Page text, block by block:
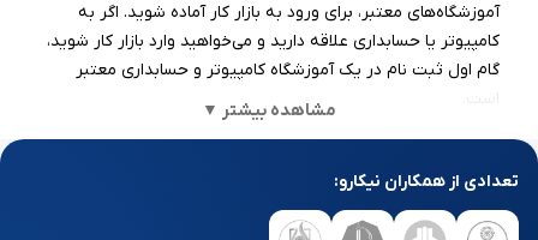
مشاهده بیشتر ▼
آموزشگاه‌های معتبر، برای ورود به بازار کار آماده شوید. اگر به
کامپیوتر یا حسابداری علاقه دارید و می‌خواهید وارد بازار کار شوید،
گام اول ثبت نام در یک آموزشگاه کامپیوتر و حسابداری معتبر
معرفی بهترین آموزشگاه کامپیوتر و
حسابداری
در این صفحه به معرفی بهترین آموزشگاه کامپیوتر و حسابداری
تعدادی از همکاران نیکارو: